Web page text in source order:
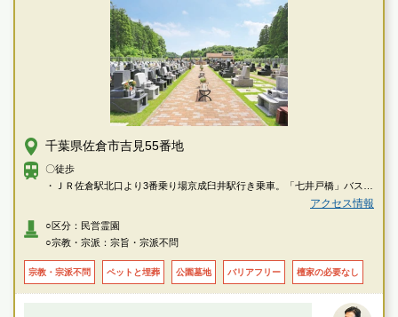
千葉県佐倉市吉見55番地
〇徒歩
・ＪＲ佐倉駅北口より3番乗り場京成臼井駅行き乗車。「七井戸橋」バス停
・京成臼井駅南口より4番乗り場ＪＲ佐倉駅北口行き乗車。「七井戸橋」バ
ス停にて下車→徒歩で約3分
・ＪＲ佐倉駅より車で約5分
・京成臼井駅より車で約5分
アクセス情報
○区分：民営霊園
○宗教・宗派：宗旨・宗派不問
宗教・宗派不問 ペットと埋葬 公園墓地 バリアフリー 檀家の必要なし